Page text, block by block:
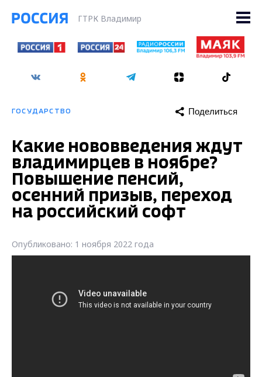
ГТРК Владимир
ГОСУДАРСТВО Поделиться
Какие нововведения ждут
владимирцев в ноябре?
Повышение пенсий,
осенний призыв, переход
на российский софт
Опубликовано: 1 ноября 2022 года